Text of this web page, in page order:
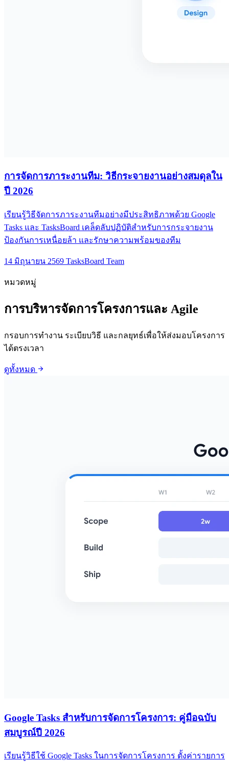
การจัดการภาระงานทีม: วิธีกระจายงานอย่างสมดุลใน
ปี 2026
เรียนรู้วิธีจัดการภาระงานทีมอย่างมีประสิทธิภาพด้วย Google
Tasks และ TasksBoard เคล็ดลับปฏิบัติสำหรับการกระจายงาน
ป้องกันการเหนื่อยล้า และรักษาความพร้อมของทีม
14 มิถุนายน 2569 TasksBoard Team
หมวดหมู่
การบริหารจัดการโครงการและ Agile
กรอบการทำงาน ระเบียบวิธี และกลยุทธ์เพื่อให้ส่งมอบโครงการ
ได้ตรงเวลา
ดูทั้งหมด arrow_forward
Google Tasks สำหรับการจัดการโครงการ: คู่มือฉบับ
สมบูรณ์ปี 2026
เรียนรู้วิธีใช้ Google Tasks ในการจัดการโครงการ ตั้งค่ารายการ